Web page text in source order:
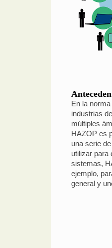
En la
industrias
múltiples
HAZOP es
una serie
utilizar para
sistemas,
ejemplo,
general y